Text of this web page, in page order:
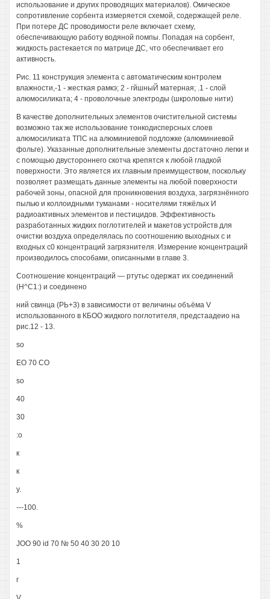
использование и других проводящих материалов). Омическое
сопротивление сорбента измеряется схемой, содержащей реле.
При потере ДС проводимости реле включает схему,
обеспечивающую работу водяной помпы. Попадая на сорбент,
жидкость растекается по матрице ДС, что обеспечивает его
активность.
Рис. 11 конструкция элемента с автоматическим контролем
влажности,-1 - жесткая рамкэ; 2 - гйшныЙ матерная; .1 - слой
алюмосиликата; 4 - проволочные электроды (шкроловые нити)
В качестве дополнительных элементов очистительной системы
возможно так же использование тонкодисперсных слоев
алюмосиликата ТПС на алюминиевой подложке (алюминиевой
фольге). Указанные дополнительные элементы достаточно легки и
с помощью двустороннего скотча крепятся к любой гладкой
поверхности. Это является их главным преимуществом, поскольку
позволяет размещать данные элементы на любой поверхности
рабочей зоны, опасной для проникновения воздуха, загрязнённого
пылью и коллоидными туманами - носителями тяжёлых И
радиоактивных элементов и пестицидов. Эффективность
разработанных жидких поглотителей и макетов устройств для
очистки воздуха определялась по соотношению выходных с и
входных с0 концентраций загрязнителя. Измерение концентраций
производилось способами, описанными в главе 3.
Соотношение концентраций — ртутьс одержат их соединений
(Н^С1:) и соединено
ний свинца (РЬ+3) в зависимости от величины объёма V
использованного в КБОО жидкого поглотителя, предстаадеио на
рис.12 - 13.
so
EO 70 CO
so
40
30
:o
к
к
y.
---100.
%
JOO 90 id 70 № 50 40 30 20 10
1
г